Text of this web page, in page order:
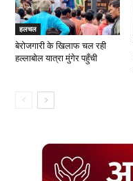
हलचल
बेरोजगारी के खिलाफ चल रही
हल्लाबोल यात्रा मुंगेर पहुँची